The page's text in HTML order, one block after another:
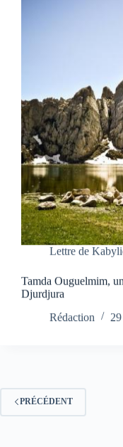
Lettre de
Tamda Ouguelmim,
Djurdjura
Rédaction
PRÉCÉDENT